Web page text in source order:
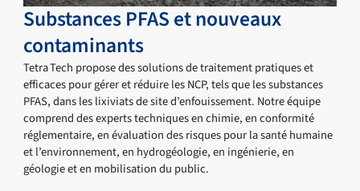
Substances PFAS et nouveaux
contaminants
Tetra Tech propose des solutions de traitement pratiques et
efficaces pour gérer et réduire les NCP, tels que les substances
PFAS, dans les lixiviats de site d’enfouissement. Notre équipe
comprend des experts techniques en chimie, en conformité
réglementaire, en évaluation des risques pour la santé humaine
et l’environnement, en hydrogéologie, en ingénierie, en
géologie et en mobilisation du public.